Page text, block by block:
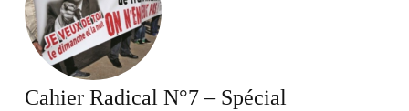
Cahier Radical N°7 – Spécial